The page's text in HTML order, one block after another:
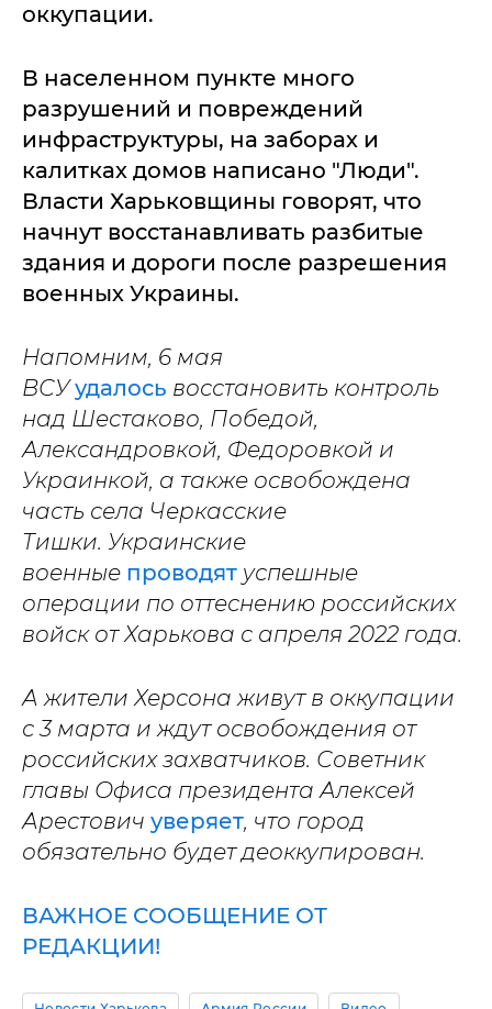
оккупации.
В населенном пункте много
разрушений и повреждений
инфраструктуры, на заборах и
калитках домов написано "Люди".
Власти Харьковщины говорят, что
начнут восстанавливать разбитые
здания и дороги после разрешения
военных Украины.
Напомним, 6 мая
ВСУудалось восстановить контроль
над Шестаково, Победой,
Александровкой, Федоровкой и
Украинкой, а также освобождена
часть села Черкасские
Тишки. Украинские
военные проводят успешные
операции по оттеснению российских
войск от Харькова с апреля 2022 года.
А жители Херсона живут в оккупации
с 3 марта и ждут освобождения от
российских захватчиков. Советник
главы Офиса президента Алексей
Арестович уверяет, что город
обязательно будет деоккупирован.
ВАЖНОЕ СООБЩЕНИЕ ОТ
РЕДАКЦИИ!